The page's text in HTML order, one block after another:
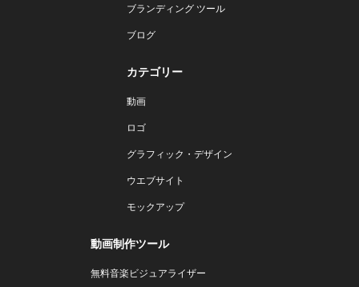
ブランディング ツール
ブログ
カテゴリー
動画
ロゴ
グラフィック・デザイン
ウエブサイト
モックアップ
動画制作ツール
無料音楽ビジュアライザー